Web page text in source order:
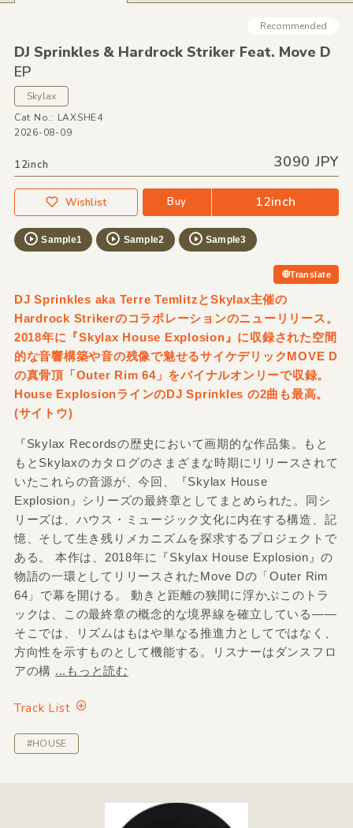
Recommended
DJ Sprinkles &Hardrock Striker Feat. Move D
EP
Skylax
Cat No.: LAXSHE4
2026-08-09
12inch 3090 JPY
Wishlist Buy 12inch
Sample1 Sample2 Sample3
Translate
DJ Sprinkles aka Terre TemlitzとSkylax主催の
Hardrock Strikerのコラボレーションのニューリリース。
2018年に『Skylax House Explosion』に収録された空間
的な音響構築や音の残像で魅せるサイケデリックMOVE D
の真骨頂「Outer Rim 64」をバイナルオンリーで収録。
House ExplosionラインのDJ Sprinkles の2曲も最高。
(サイトウ)
『Skylax Recordsの歴史において画期的な作品集。もと
もとSkylaxのカタログのさまざまな時期にリリースされて
いたこれらの音源が、今回、『Skylax House
Explosion』シリーズの最終章としてまとめられた。同シ
リーズは、ハウス・ミュージック文化に内在する構造、記
憶、そして生き残りメカニズムを探求するプロジェクトで
ある。 本作は、2018年に『Skylax House Explosion』の
物語の一環としてリリースされたMove Dの「Outer Rim
64」で幕を開ける。 動きと距離の狭間に浮かぶこのトラ
ックは、この最終章の概念的な境界線を確立している――
そこでは、リズムはもはや単なる推進力としてではなく、
方向性を示すものとして機能する。リスナーはダンスフロ
アの構 ...もっと読む
Track List
#HOUSE